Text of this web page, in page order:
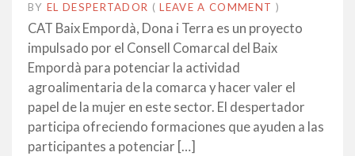
BY EL DESPERTADOR ON
11
OCTUBRE
•(LEAVE A COMMENT )
CAT Baix Empordà, Dona i Terra es un proyecto
impulsado por el Consell Comarcal del Baix
Empordà para potenciar la actividad
agroalimentaria de la comarca y hacer valer el
papel de la mujer en este sector. El despertador
participa ofreciendo formaciones que ayuden a las
participantes a potenciar […]